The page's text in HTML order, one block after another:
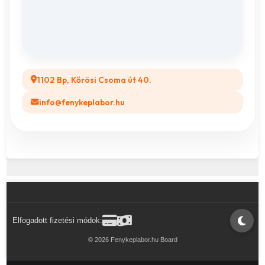
1102 Bp, Kőrösi Csoma út 40.
info@fenykeplabor.hu
Elfogadott fizetési módok:
© 2026 Fenykeplabor.hu Board